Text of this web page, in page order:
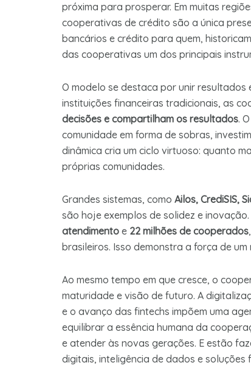
próxima para prosperar. Em muitas
cooperativas de crédito são a única
bancários e crédito para quem,
das cooperativas um dos principais
O modelo se destaca por unir
instituições financeiras tradicionais, as
decisões e compartilham os resultados.
comunidade em forma de sobras,
dinâmica cria um ciclo virtuoso: quanto
próprias comunidades.
Grandes sistemas, como Ailos, CrediSIS,
são hoje exemplos de solidez e
atendimento e 22 milhões de cooperados
brasileiros. Isso demonstra a força de
Ao mesmo tempo em que cresce, o
maturidade e visão de futuro. A
e o avanço das fintechs impõem uma
equilibrar a essência humana da
e atender às novas gerações. E estão
digitais, inteligência de dados e